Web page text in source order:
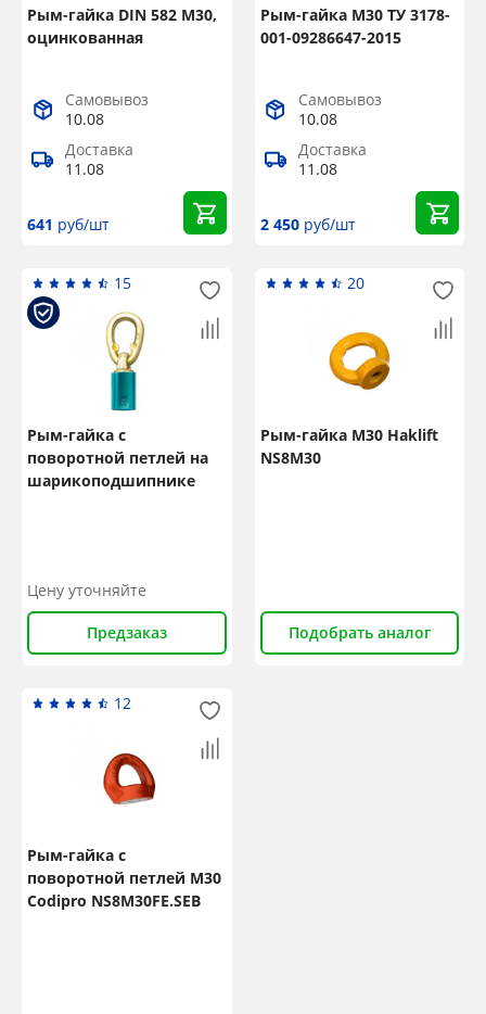
Рым-гайка DIN 582 М30,
оцинкованная
Самовывоз
10.08
Доставка
11.08
641 руб/шт
Рым-гайка М30 ТУ 3178-
001-09286647-2015
Самовывоз
10.08
Доставка
11.08
2 450руб/шт
15
Рым-гайка с
поворотной петлей на
шарикоподшипнике
Цену уточняйте
Предзаказ
20
Рым-гайка М30 Haklift
NS8M30
Подобрать аналог
12
Рым-гайка с
поворотной петлей М30
Codipro NS8M30FE.SEB